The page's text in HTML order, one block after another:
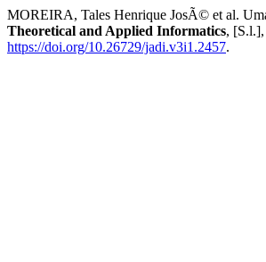
MOREIRA, Tales Henrique JosÃ© et al.
Theoretical and Applied Informatics,
https://doi.org/10.26729/jadi.v3i1.2457.